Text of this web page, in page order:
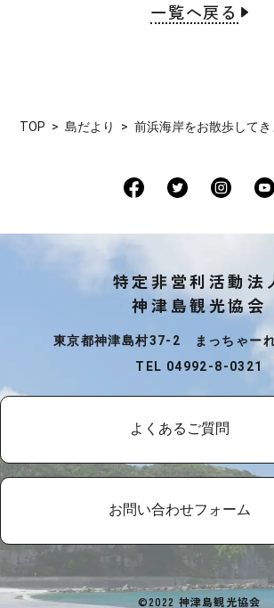
一覧へ戻る
TOP 島だより 前浜海岸をお散歩して
特定非営利活動法
神津島観光協会
東京都神津島村37-2 まっちゃー
TEL 04992-8-0321
よくあるご質問
お問い合わせフォーム
©2022 神津島観光協会